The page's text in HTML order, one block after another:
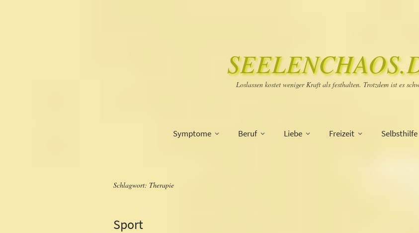
Loslassen kostet weniger Kraft als festhalten. Trotzdem ist es
Symptome Beruf Liebe Freizeit Selbsthilfe
Schlagwort: Therapie
Sport